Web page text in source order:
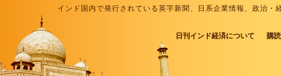
インド国内で発行されている英字新聞、日系企業情報、政治
日刊インド経済について 購